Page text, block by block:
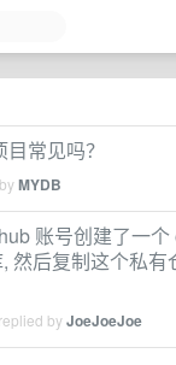
常见吗？
MYDB
账号创建了一
然后复制这个私
byJoeJoeJoe